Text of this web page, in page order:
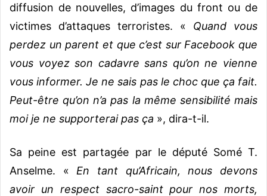
diffusion de nouvelles, d’images du front ou de
victimes d’attaques terroristes. « Quand vous
perdez un parent et que c’est sur Facebook que
vous voyez son cadavre sans qu’on ne vienne
vous informer. Je ne sais pas le choc que ça fait.
Peut-être qu’on n’a pas la même sensibilité mais
moi je ne supporterai pas ça », dira-t-il.
Sa peine est partagée par le député Somé T.
Anselme. « En tant qu’Africain, nous devons
avoir un respect sacro-saint pour nos morts,